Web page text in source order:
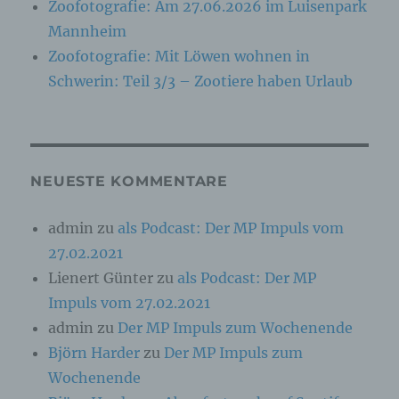
Zoofotografie: Am 27.06.2026 im Luisenpark
Mannheim
Zoofotografie: Mit Löwen wohnen in
Schwerin: Teil 3/3 – Zootiere haben Urlaub
NEUESTE KOMMENTARE
admin zu als Podcast: Der MP Impuls vom
27.02.2021
Lienert Günter zu als Podcast: Der MP
Impuls vom 27.02.2021
admin zu Der MP Impuls zum Wochenende
Björn Harder zu Der MP Impuls zum
Wochenende
Verarbeitung Verantwortlichen verarbeitet
werden.
c) Verarbeitung
automatisierter Verfahren ausgeführte Vorgang
Zusammenhang mit personenbezogenen Daten
Anpassung oder Veränderung, das Auslesen,
das Abfragen, die Verwendung, die Offenlegung
durch Übermittlung, Verbreitung oder eine
andere Form der Bereitstellung, den Abgleich
Löschen oder die Vernichtung.
d) Einschränkung der Verarbeitung